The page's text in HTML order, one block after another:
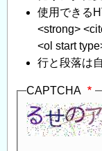
使用できる
<strong>
<ol start
行と段落は
CAPTCHA